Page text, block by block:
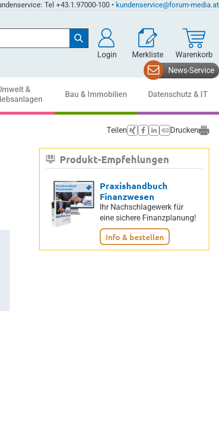
Tel +43.1.97000-100 • kundenservice@forum-media.at
Login Merkliste
Warenkorb
News-Service
&
Bau & Immobilien Datenschutz & IT
Teilen Drucken
Produkt-Empfehlungen
Praxishandbuch
Finanzwesen
Ihr Nachschlagewerk für
eine sichere Finanzplanung!
Info & bestellen